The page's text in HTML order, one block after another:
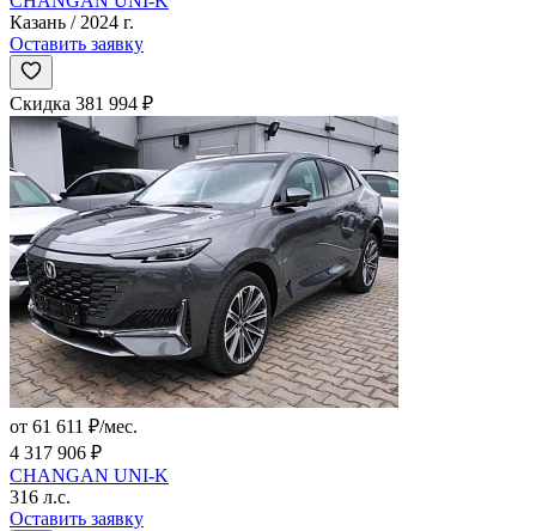
Казань / 2024 г.
Оставить заявку
Скидка 381 994 ₽
от 61 611 ₽/мес.
4 317 906 ₽
CHANGAN UNI-K
316 л.с.
Оставить заявку